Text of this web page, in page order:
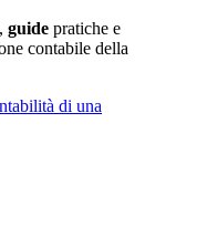
guide pratiche e
contabile della
di una